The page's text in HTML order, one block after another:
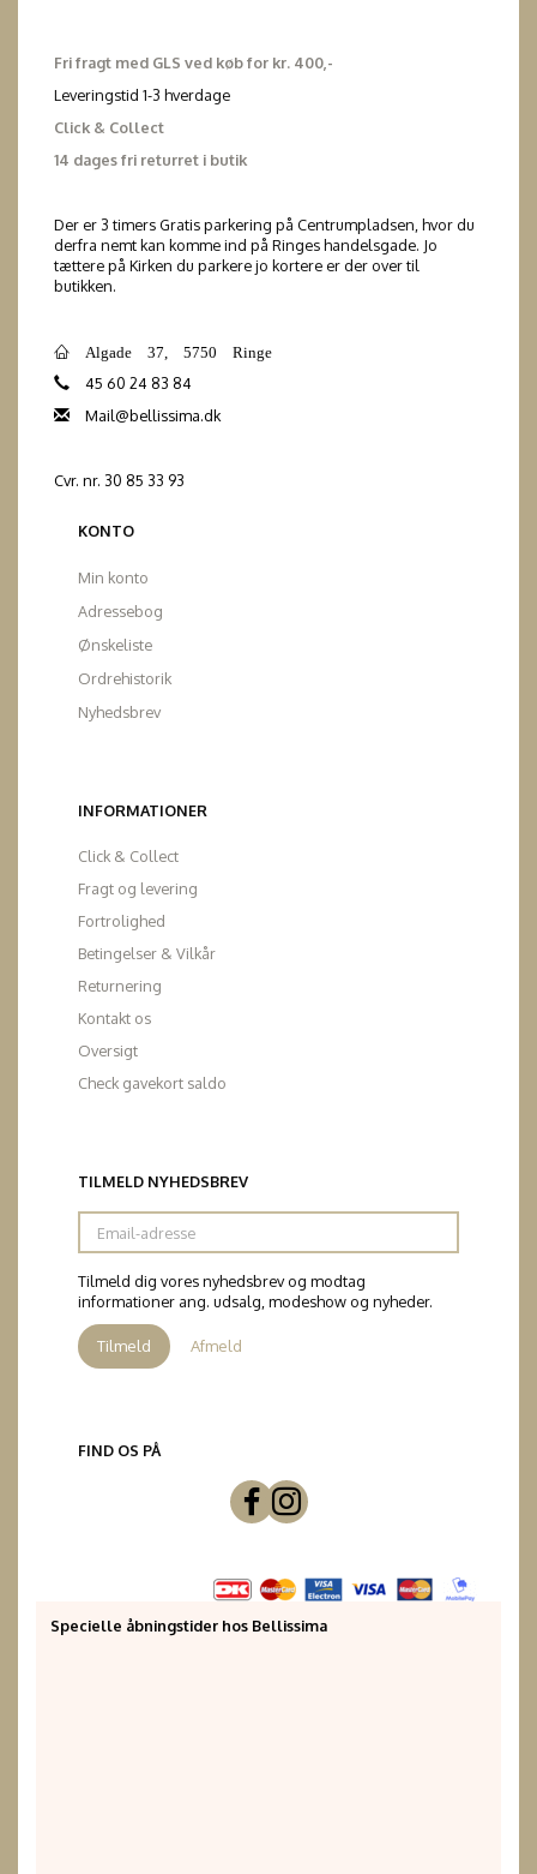
Fri fragt med GLS ved køb for kr. 400,-
Leveringstid 1-3 hverdage
Click & Collect
14 dages fri returret i butik
Der er 3 timers Gratis parkering på Centrumpladsen, hvor du
derfra nemt kan komme ind på Ringes handelsgade. Jo
tættere på Kirken du parkere jo kortere er der over til
butikken.
Algade 37, 5750 Ringe
45 60 24 83 84
Mail@bellissima.dk
Cvr. nr. 30 85 33 93
KONTO
Min konto
Adressebog
Ønskeliste
Ordrehistorik
Nyhedsbrev
INFORMATIONER
Click & Collect
Fragt og levering
Fortrolighed
Betingelser & Vilkår
Returnering
Kontakt os
Oversigt
Check gavekort saldo
TILMELD NYHEDSBREV
Email-
adresse
Tilmeld dig vores nyhedsbrev og modtag
informationer ang. udsalg, modeshow og nyheder.
Tilmeld Afmeld
FIND OS PÅ
Specielle åbningstider hos Bellissima